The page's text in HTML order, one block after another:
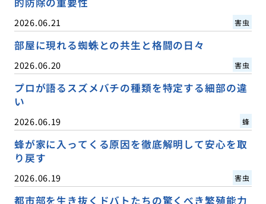
2026.06.21 害虫
部屋に現れる蜘蛛との共生と格闘の日々
2026.06.20 害虫
プロが語るスズメバチの種類を特定する細部の違
い
2026.06.19 蜂
蜂が家に入ってくる原因を徹底解明して安心を取
り戻す
2026.06.19 害虫
都市部を生き抜くドバトたちの驚くべき繁殖能力